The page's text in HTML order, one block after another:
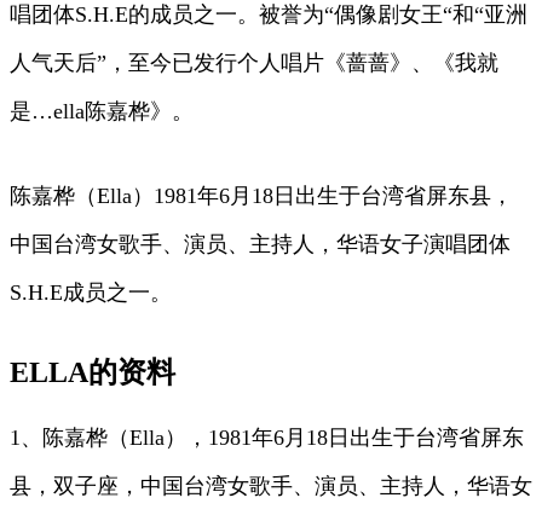
唱团体S.H.E的成员之一。被誉为“偶像剧女王“和“亚洲
人气天后”，至今已发行个人唱片《蔷蔷》、《我就
是…ella陈嘉桦》。
陈嘉桦（Ella）1981年6月18日出生于台湾省屏东县，
中国台湾女歌手、演员、主持人，华语女子演唱团体
S.H.E成员之一。
ELLA的资料
1、陈嘉桦（Ella），1981年6月18日出生于台湾省屏东
县，双子座，中国台湾女歌手、演员、主持人，华语女